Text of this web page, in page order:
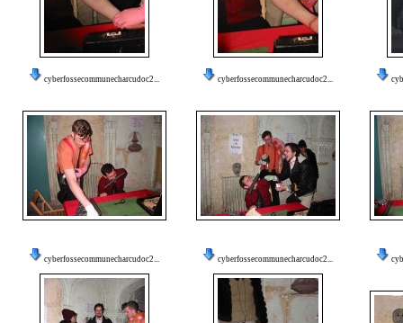
cyberfossecommunecharcudoc2... cyberfossecommunecharcudoc2...
cyberfossecommunecharcudoc2... cyberfossecommunecharcudoc2...